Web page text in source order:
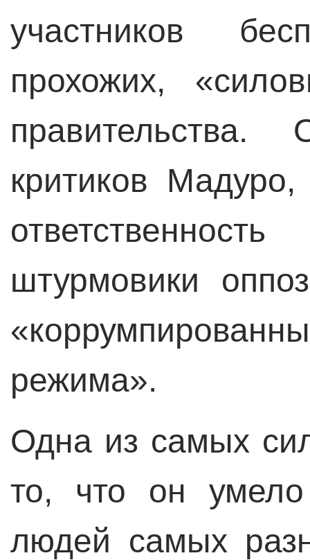
участников
прохожих,
критиков
штурмовики
режима».
Одна из самых
то, что он умело
людей самых